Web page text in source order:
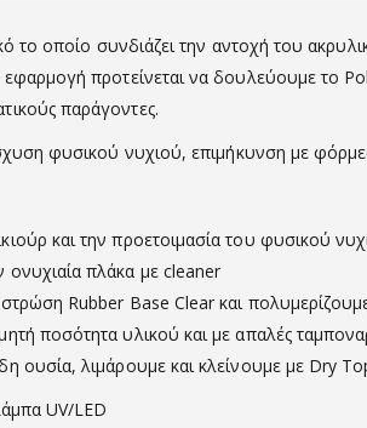
το οποίο συνδιάζει την αντοχή του
προτείνεται να δουλεύουμε το
παράγοντες.
φυσικού νυχιού, επιμήκυνση με
και την προετοιμασία του φυσικού
πλάκα με cleaner
Rubber Base Clear και
ποσότητα υλικού και με απαλές
ουσία, λιμάρουμε και κλείνουμε με Dry
UV/LED